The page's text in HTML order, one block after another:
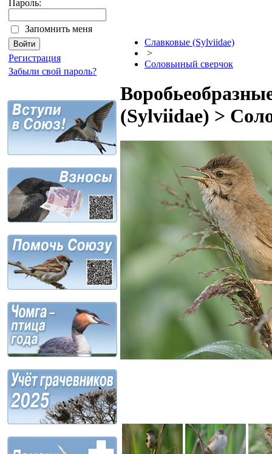
Пароль:
Запомнить меня
Регистрация
Забыли свой пароль?
Славковые (Sylviidae)
>
Соловьиный сверчок
(Sylviidae) >